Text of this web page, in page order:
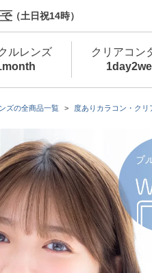
（土日祝14時）
ズの全商品一覧 度ありカラコン・ク
ルレンズ
クリアコン
1day
新商品
新商品